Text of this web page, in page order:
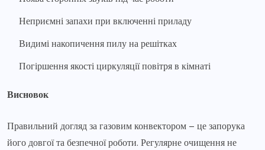
Неприємні запахи при включенні приладу
Видимі накопичення пилу на решітках
Погіршення якості циркуляції повітря в кімнаті
Висновок
Правильний догляд за газовим конвектором – це запорука
його довгої та безпечної роботи. Регулярне очищення не